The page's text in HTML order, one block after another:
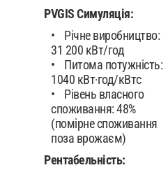
PVGIS Симуляція:
Річне виробництво:
31 200 кВт/год
Питома потужність:
1040 кВт·год/кВтc
Рівень власного
споживання: 48%
(помірне споживання
поза врожаєм)
Рентабельність: